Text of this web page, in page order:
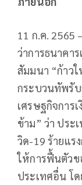
11 ก.ค.
ว่าการธนาคา
สัมมนา “ก้าว
กระบวนทัพรั
เศรษฐกิจการ
ข้าม” ว่า ประ
วิด-19 ร้ายแร
ให้การฟื้นตัวข
ประเทศอื่น โ